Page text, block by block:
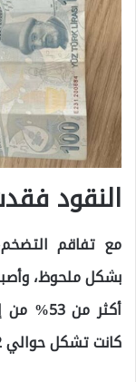
النقود
مع تفاقم
أكثر من
كانت تشكل حوالي 12% فقط في عام 2021.